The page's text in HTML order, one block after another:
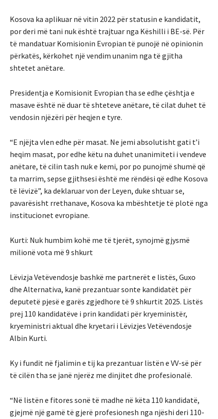
Kosova ka aplikuar në vitin 2022 për statusin e kandidatit,
por deri më tani nuk është trajtuar nga Këshilli i BE-së. Për
të mandatuar Komisionin Evropian të punojë në opinionin
përkatës, kërkohet një vendim unanim nga të gjitha
shtetet anëtare.
Presidentja e Komisionit Evropian tha se edhe çështja e
masave është në duar të shteteve anëtare, të cilat duhet të
vendosin njëzëri për heqjen e tyre.
“E njëjta vlen edhe për masat. Ne jemi absolutisht gati t’i
heqim masat, por edhe këtu na duhet unanimiteti i vendeve
anëtare, të cilin tash nuk e kemi, por po punojmë shumë që
ta marrim, sepse gjithsesi është me rëndësi që edhe Kosova
të lëvizë”, ka deklaruar von der Leyen, duke shtuar se,
pavarësisht rrethanave, Kosova ka mbështetje të plotë nga
institucionet evropiane.
Kurti: Nuk humbim kohë me të tjerët, synojmë gjysmë
milionë vota më 9 shkurt
Lëvizja Vetëvendosje bashkë me partnerët e listës, Guxo
dhe Alternativa, kanë prezantuar sonte kandidatët për
deputetë pjesë e garës zgjedhore të 9 shkurtit 2025. Listës
prej 110 kandidatëve i prin kandidati për kryeministër,
kryeministri aktual dhe kryetari i Lëvizjes Vetëvendosje
Albin Kurti.
Ky i fundit në fjalimin e tij ka prezantuar listën e VV-së për
të cilën tha se janë njerëz me dinjitet dhe profesionalë.
“Në listën e fitores sonë të madhe në këta 110 kandidatë,
gjejmë një gamë të gjerë profesionesh nga njëshi deri 110-